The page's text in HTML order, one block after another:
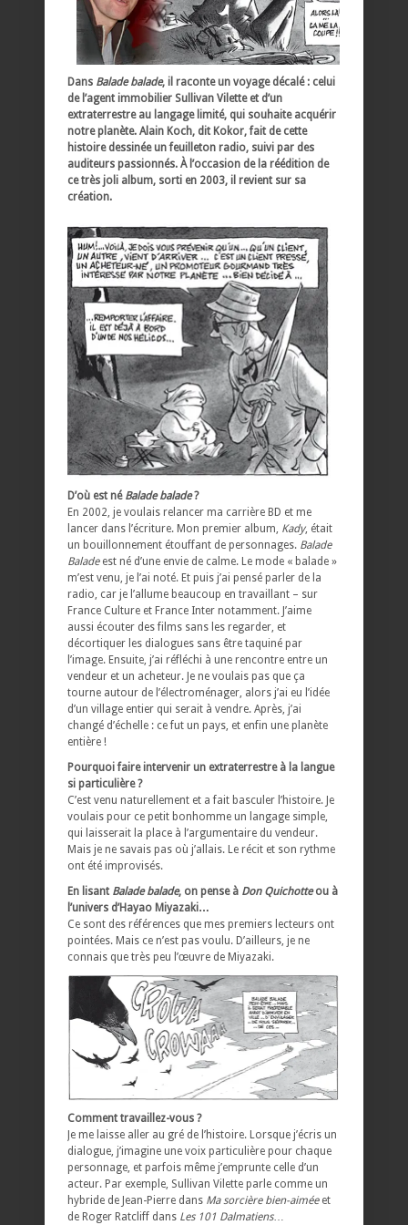
Dans Balade balade, il raconte un voyage décalé : celui
de l’agent immobilier Sullivan Vilette et d’un
extraterrestre au langage limité, qui souhaite acquérir
notre planète. Alain Koch, dit Kokor, fait de cette
histoire dessinée un feuilleton radio, suivi par des
auditeurs passionnés. À l’occasion de la réédition de
ce très joli album, sorti en 2003, il revient sur sa
création.
D’où est né Balade balade?
En 2002, je voulais relancer ma carrière BD et me
lancer dans l’écriture. Mon premier album, Kady, était
un bouillonnement étouffant de personnages. Balade
Baladeest né d’une envie de calme. Le mode « balade »
m’est venu, je l’ai noté. Et puis j’ai pensé parler de la
radio, car je l’allume beaucoup en travaillant – sur
France Culture et France Inter notamment. J’aime
aussi écouter des films sans les regarder, et
décortiquer les dialogues sans être taquiné par
l’image. Ensuite, j’ai réfléchi à une rencontre entre un
vendeur et un acheteur. Je ne voulais pas que ça
tourne autour de l’électroménager, alors j’ai eu l’idée
d’un village entier qui serait à vendre. Après, j’ai
changé d’échelle : ce fut un pays, et enfin une planète
entière !
Pourquoi faire intervenir un extraterrestre à la langue
si particulière ?
C’est venu naturellement et a fait basculer l’histoire. Je
voulais pour ce petit bonhomme un langage simple,
qui laisserait la place à l’argumentaire du vendeur.
Mais je ne savais pas où j’allais. Le récit et son rythme
ont été improvisés.
En lisant Balade balade, on pense à Don Quichotteou à
l’univers d’Hayao Miyazaki…
Ce sont des références que mes premiers lecteurs ont
pointées. Mais ce n’est pas voulu. D’ailleurs, je ne
connais que très peu l’œuvre de Miyazaki.
Comment travaillez-vous ?
Je me laisse aller au gré de l’histoire. Lorsque j’écris un
dialogue, j’imagine une voix particulière pour chaque
personnage, et parfois même j’emprunte celle d’un
acteur. Par exemple, Sullivan Vilette parle comme un
hybride de Jean-Pierre dans Ma sorcière bien-aiméeet
de Roger Ratcliff dans Les 101 Dalmatiens…